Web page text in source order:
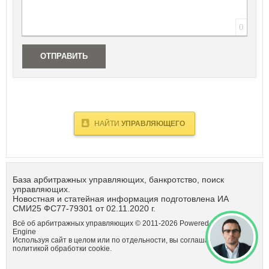
Республика Хакасия
Ростовская область
Рязанская область
Саратовская область
Сахалинская область
Свердловская область
Смоленская область
Т
Тамбовская область
Тверская область
Томская область
Тульская область
0
ОТПРАВИТЬ
НАЙТИ УПРАВЛЯЮЩЕГО
База арбитражных управляющих, банкротство, поиск
управляющих.
Новостная и статейная информация подготовлена ИА
СМИ25 ФС77-79301 от 02.11.2020 г.
Всё об арбитражных управляющих © 2011-2026 Powered by DataLife
Engine
Используя сайт в целом или по отдельности, вы соглашаетсь с
политикой обработки cookie.